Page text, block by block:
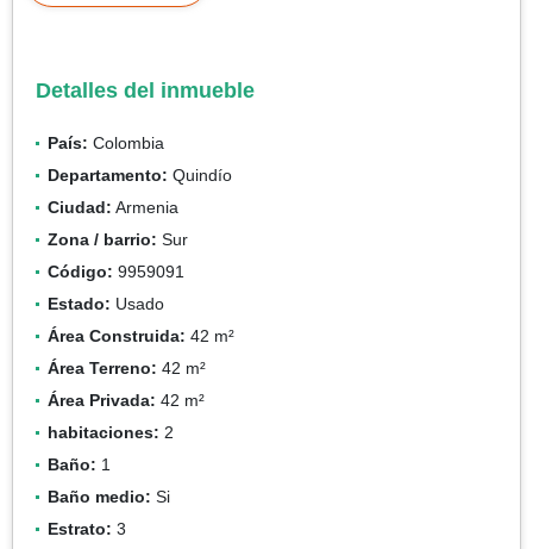
Detalles del inmueble
País: Colombia
Departamento: Quindío
Ciudad: Armenia
Zona / barrio: Sur
Código: 9959091
Estado: Usado
Área Construida: 42 m²
Área Terreno: 42 m²
Área Privada: 42 m²
habitaciones: 2
Baño: 1
Baño medio: Si
Estrato: 3